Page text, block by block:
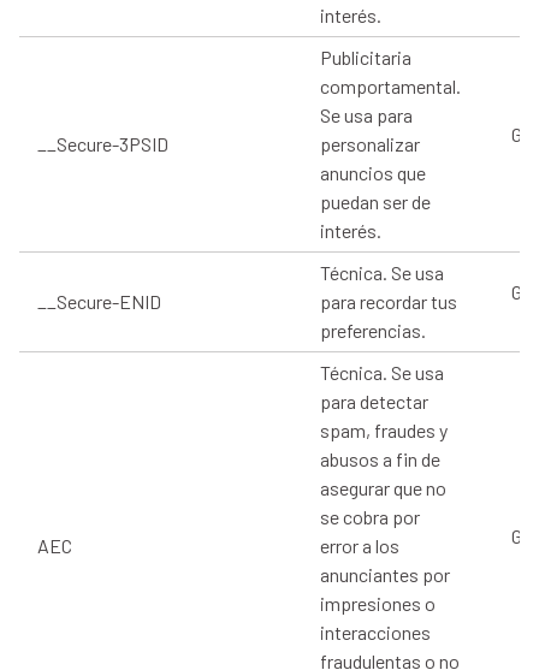
interés.
__Secure-3PSID
Publicitaria
comportamental.
Se usa para
personalizar
anuncios que
puedan ser de
interés.
__Secure-ENID
Técnica. Se usa
para recordar tus
preferencias.
AEC
Técnica. Se usa
para detectar
spam, fraudes y
abusos a fin de
asegurar que no
se cobra por
error a los
anunciantes por
impresiones o
interacciones
fraudulentas o no